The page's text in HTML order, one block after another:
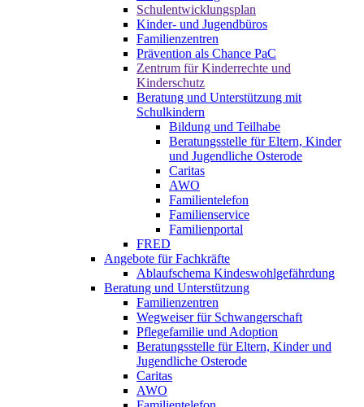
Schulentwicklungsplan
Kinder- und Jugendbüros
Familienzentren
Prävention als Chance PaC
Zentrum für Kinderrechte und
Kinderschutz
Beratung und Unterstützung mit
Schulkindern
Bildung und Teilhabe
Beratungsstelle für Eltern, Kinder
und Jugendliche Osterode
Caritas
AWO
Familientelefon
Familienservice
Familienportal
FRED
Angebote für Fachkräfte
Ablaufschema Kindeswohlgefährdung
Beratung und Unterstützung
Familienzentren
Wegweiser für Schwangerschaft
Pflegefamilie und Adoption
Beratungsstelle für Eltern, Kinder und
Jugendliche Osterode
Caritas
AWO